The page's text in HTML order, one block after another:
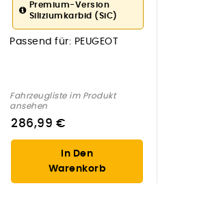
Premium-Version
Siliziumkarbid (SiC)
Passend für: PEUGEOT
Fahrzeugliste im Produkt
ansehen
286,99 €
In Den
Warenkorb